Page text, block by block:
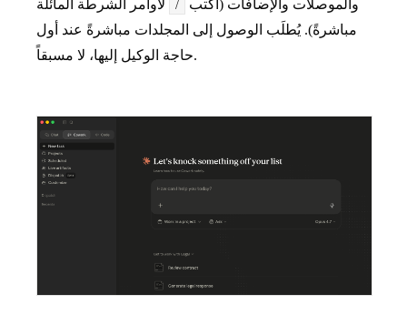
والموصلات والإضافات (اكتب
/
لأوامر الشرطة المائلة
مباشرةً). يُطلَب الوصول إلى المجلدات مباشرةً عند أول
حاجة الوكيل إليها، لا مسبقاً.